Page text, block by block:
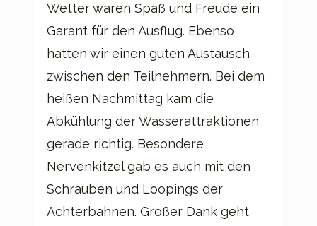
Wetter waren Spaß und Freude ein
Garant für den Ausflug. Ebenso
hatten wir einen guten Austausch
zwischen den Teilnehmern. Bei dem
heißen Nachmittag kam die
Abkühlung der Wasserattraktionen
gerade richtig. Besondere
Nervenkitzel gab es auch mit den
Schrauben und Loopings der
Achterbahnen. Großer Dank geht